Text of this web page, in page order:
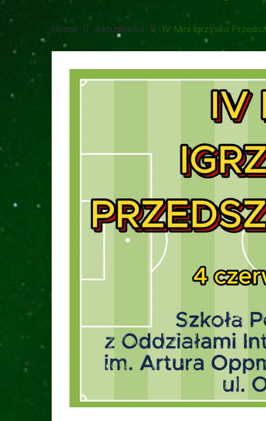
Home Aktualności IV Mini Igrzyska